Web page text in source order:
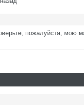
пожалуйста, мою